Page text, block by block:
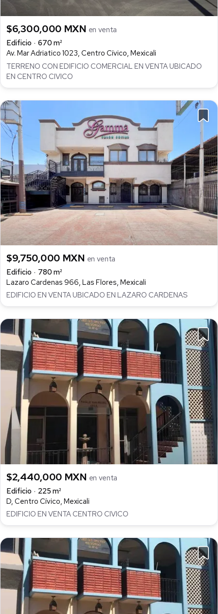
$6,300,000 MXN en venta
Edificio
670 m²
Av. Mar Adriatico 1023, Centro Cívico, Mexicali
TERRENO CON EDIFICIO COMERCIAL EN VENTA UBICADO
EN CENTRO CIVICO
$9,750,000 MXN en venta
Edificio
780 m²
Lazaro Cardenas 966, Las Flores, Mexicali
EDIFICIO EN VENTA UBICADO EN LAZARO CARDENAS
$2,440,000 MXN en venta
Edificio
225 m²
D, Centro Cívico, Mexicali
EDIFICIO EN VENTA CENTRO CIVICO